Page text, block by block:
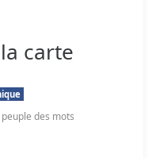
carte
des mots